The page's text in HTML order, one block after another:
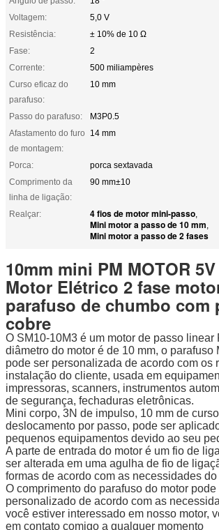
Voltagem:
5,0 V
Resistência:
± 10% de 10 Ω
Fase:
2
Corrente:
500 miliampères
Curso eficaz do
parafuso:
10 mm
Passo do parafuso:
M3P0.5
Afastamento do furo
de montagem:
14 mm
Porca:
porca sextavada
Comprimento da
linha de ligação:
90 mm±10
Realçar: 4 fios de motor mini-passo,
Mini motor a passo de 10 mm,
Mini motor a passo de 2 fases
10mm mini PM MOTOR
Motor Elétrico 2 fase
parafuso de chumbo com
cobre
O SM10-10M3 é um motor de passo linear
diâmetro do motor é de 10 mm, o parafuso
pode ser personalizada de acordo com os
instalação do cliente, usada em
impressoras, scanners, instrumentos
de segurança, fechaduras eletrônicas.
Mini corpo, 3N de impulso, 10 mm de
deslocamento por passo, pode ser
pequenos equipamentos devido ao seu
A parte de entrada do motor é um fio de
ser alterada em uma agulha de fio de
formas de acordo com as necessidades
O comprimento do parafuso do motor pode
personalizado de acordo com as
você estiver interessado em nosso motor,
em contato comigo a qualquer momento